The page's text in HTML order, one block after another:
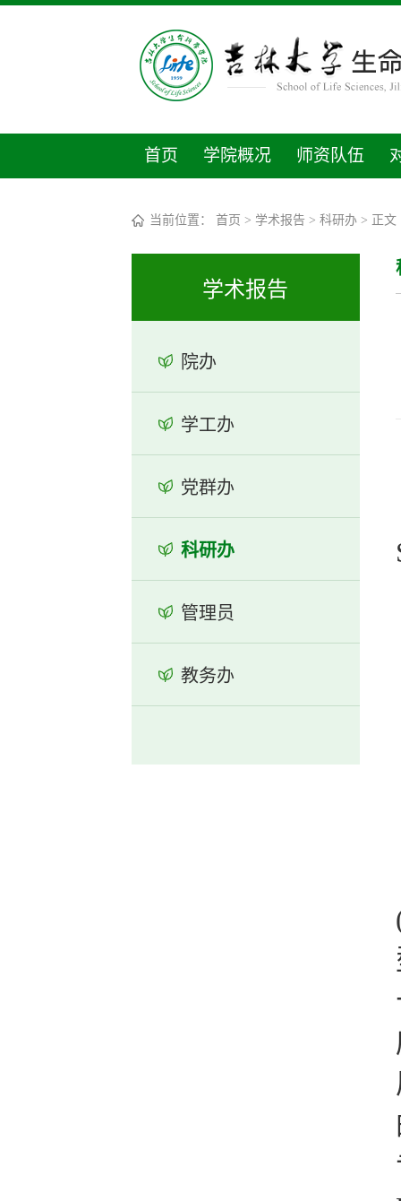
首页 学院概况 师资队伍
当前位置： 首页 > 学术报告 > 科研办> 正文
学术报告
院办
学工办
党群办
科研办
管理员
教务办